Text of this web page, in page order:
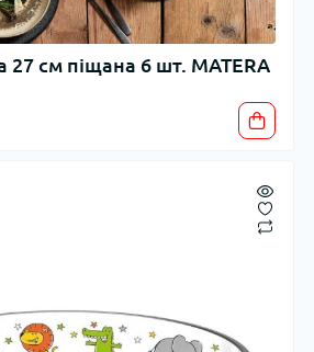
27 см піщана 6 шт. MATERA